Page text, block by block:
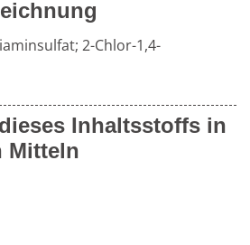
Weiterführende
2-Chlor-1,4-
Inhaltsstoffs in
Mitteln